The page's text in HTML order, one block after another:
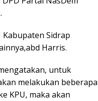
Sidrap
Harris.
untuk
melakukan beberapa
KPU, maka akan